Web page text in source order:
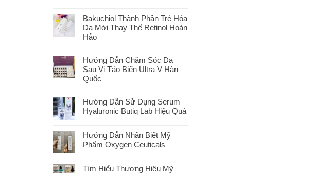
Bakuchiol Thành Phần Trẻ Hóa
Da Mới Thay Thế Retinol Hoàn
Hảo
Hướng Dẫn Chăm Sóc Da
Sau Vi Tảo Biển Ultra V Hàn
Quốc
Hướng Dẫn Sử Dụng Serum
Hyaluronic Butiq Lab Hiệu Quả
Hướng Dẫn Nhận Biết Mỹ
Phẩm Oxygen Ceuticals
Tìm Hiểu Thương Hiệu Mỹ